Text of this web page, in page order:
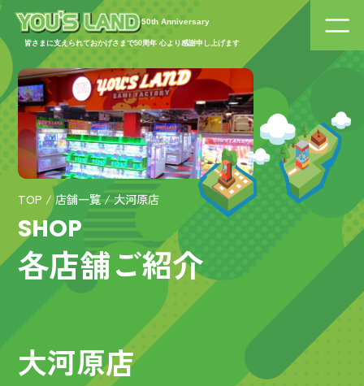
50th Anniversary
皆さまに支えられておかげさまで50周年 心より感謝申し上げます
ユーズランド大河原店 | 宮城県のアミューズメント施設 | YOU’SLAND(ユーズランド)
SHOP
各店舗ご紹介
TOP /店舗一覧 / 大河原店
大河原店